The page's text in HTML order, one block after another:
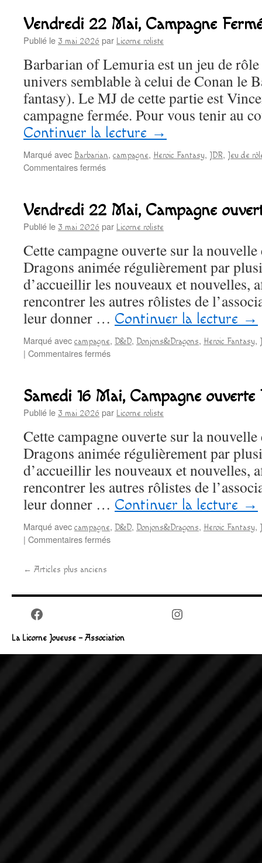
Mai,
Campagne
ouverte
Vendredi 22 Mai, Campagne
Publié le 3 mai 2026 par Licorne roliste
Barbarian of Lemuria est un jeu de rôle
univers semblable à celui de Conan le
fantasy). Le MJ de cette partie est
campagne fermée. Pour vous tenir au
Continuer la lecture →
Marqué avec Barbarian, campagne, Heroic Fantasy, JDR, Jeu de
Commentaires ferméssur
Mai,
Campagne
Fermée
Vendredi 22 Mai, Campagne
Publié le 3 mai 2026 par Licorne roliste
Cette campagne ouverte sur la
Dragons animée régulièrement par
d’accueillir les nouveaux et nouvelles,
rencontrer les autres rôlistes de
leur donner … Continuer la lecture →
Marqué avec campagne, D&D, Donjons&Dragons, Heroic Fantasy,
| Commentaires ferméssur
Mai,
Campagne
ouverte
Samedi 16 Mai, Campagne
Publié le 3 mai 2026 par Licorne roliste
Cette campagne ouverte sur la
Dragons animée régulièrement par
d’accueillir les nouveaux et nouvelles,
rencontrer les autres rôlistes de
leur donner … Continuer la lecture →
Marqué avec campagne, D&D, Donjons&Dragons, Heroic Fantasy,
| Commentaires ferméssur
ouverte
← Articles plus anciens
Facebook Instagram
La Licorne Joueuse – Association